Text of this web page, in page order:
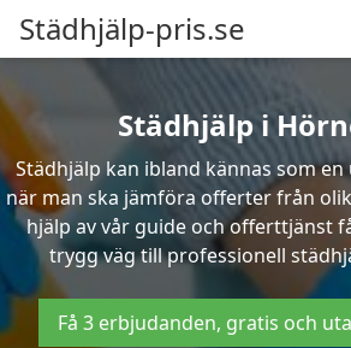
Städhjälp-pris.se
Städhjälp i
Städhjälp kan ibland kännas som
när man ska jämföra offerter från
hjälp av vår guide och offerttjänst
trygg väg till professionell
Få 3 erbjudanden, gratis och